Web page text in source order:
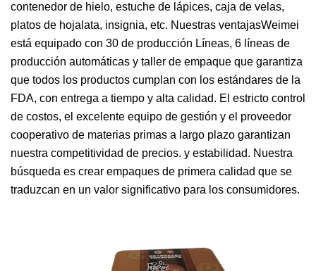
contenedor de hielo, estuche de lápices, caja de velas,
platos de hojalata, insignia, etc. Nuestras ventajasWeimei
está equipado con 30 de producción Líneas, 6 líneas de
producción automáticas y taller de empaque que garantiza
que todos los productos cumplan con los estándares de la
FDA, con entrega a tiempo y alta calidad. El estricto control
de costos, el excelente equipo de gestión y el proveedor
cooperativo de materias primas a largo plazo garantizan
nuestra competitividad de precios. y estabilidad. Nuestra
búsqueda es crear empaques de primera calidad que se
traduzcan en un valor significativo para los consumidores.